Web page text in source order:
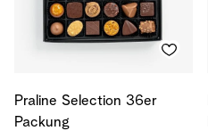
Praline Selection 36er
Packung